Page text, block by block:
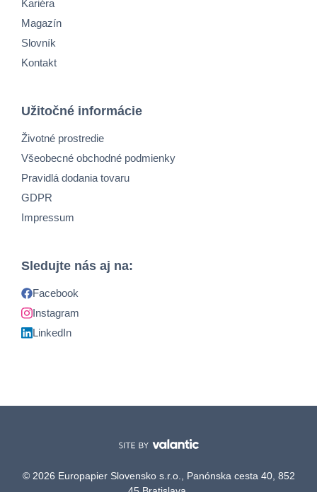
Kariéra
Magazín
Slovník
Kontakt
Užitočné informácie
Životné prostredie
Všeobecné obchodné podmienky
Pravidlá dodania tovaru
GDPR
Impressum
Sledujte nás aj na:
Facebook
Instagram
LinkedIn
© 2026 Europapier Slovensko s.r.o., Panónska cesta 40, 852